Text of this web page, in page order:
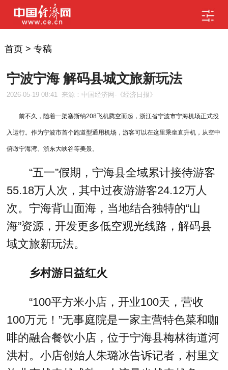
首页> 专稿
宁波宁海 解码县城文旅新玩法
2026-05-19 08:41 来源：中国经济网-《经济日报》
前不久，随着一架塞斯纳208飞机腾空而起，浙江省宁波市宁海机场正式投
入运行。作为宁波市首个跑道型通用机场，游客可以在这里乘坐直升机，从空中
俯瞰宁海湾、浙东大峡谷等美景。
“五一”假期，宁海县全域累计接待游客
55.18万人次，其中过夜游游客24.12万人
次。宁海背山面海，当地结合独特的“山
海”资源，开发更多低空观光线路，解码县
域文旅新玩法。
乡村游日益红火
“100平方米小店，开业100天，营收
100万元！”无事庭院是一家主营特色菜和咖
啡的融合餐饮小店，位于宁海县梅林街道河
洪村。小店创始人朱璐冰告诉记者，村里文